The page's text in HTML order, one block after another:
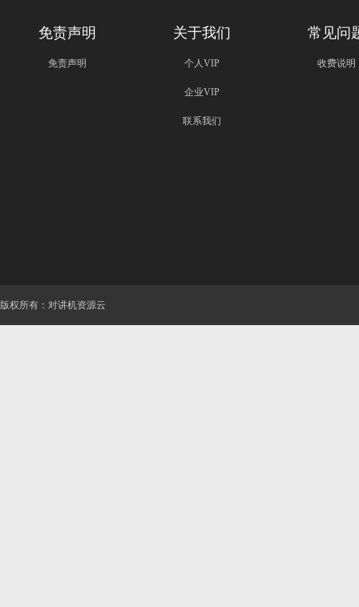
免责声明
免责声明
关于我们
个人VIP
企业VIP
联系我们
常见问
收费说明
版权所有：对讲机资源云